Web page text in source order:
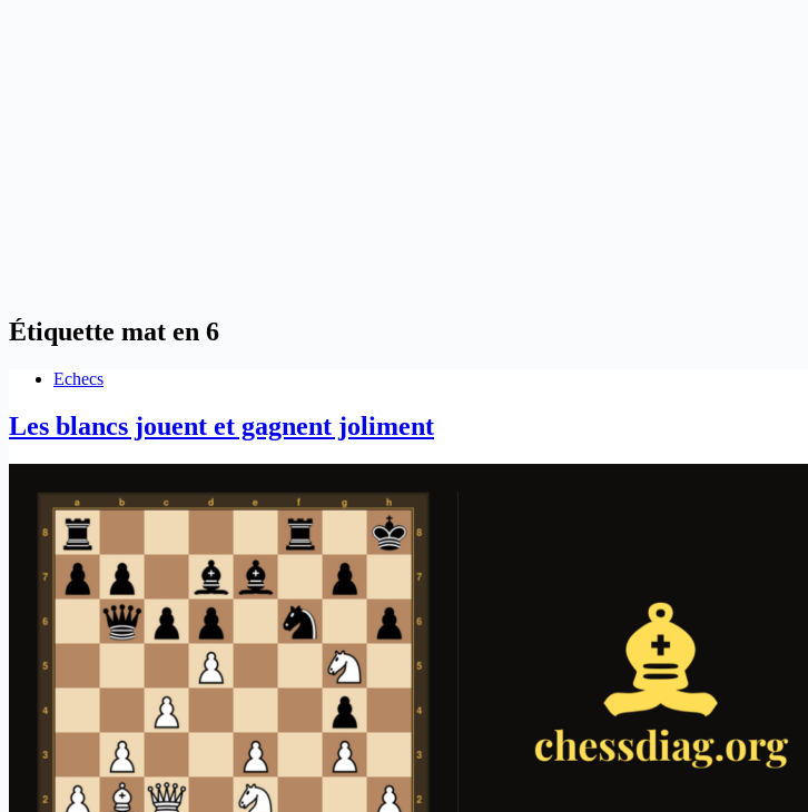
Étiquette mat en 6
Echecs
Les blancs jouent et gagnent joliment